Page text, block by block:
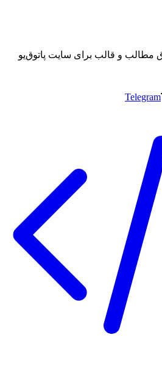
مطالب و قالب برای سایت پاتوق‌یو
Telegram